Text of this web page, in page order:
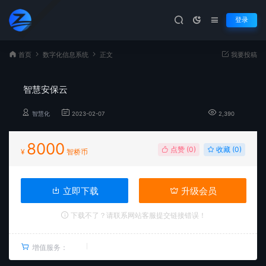
登录
首页 数字化信息系统 正文 我要投稿
智慧安保云
智慧化 2023-02-07 2,390
¥ 8000 智桥币 点赞 (0) 收藏 (0)
立即下载 升级会员
下载不了？请联系网站客服提交链接错误！
增值服务：